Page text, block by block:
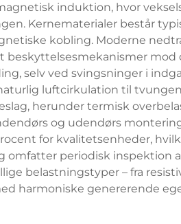
induktion, hvor
Kernematerialer består
kobling. Moderne
mod
selv ved svingsninger i
luftcirkulation til
herunder termisk
og udendørs
for kvalitetsenheder,
periodisk inspektion
belastningstyper – fra
harmoniske genererende